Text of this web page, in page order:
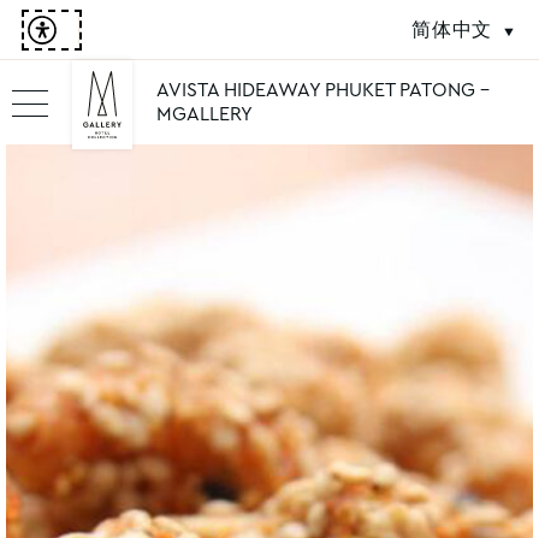
简体中文
AVISTA HIDEAWAY PHUKET PATONG -
MGALLERY